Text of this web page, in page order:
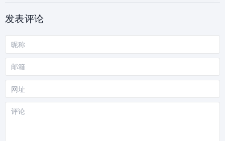
发表评论
评
昵
称
邮
箱
网
站